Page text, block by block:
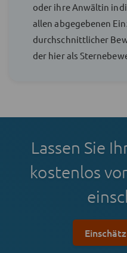
oder ihre Anwältin
allen abgegebenen
durchschnittlicher
der hier als
Lassen Sie
kostenlos